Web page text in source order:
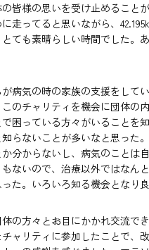
の皆様の思いを受け止めること
走ってると思いながら、
ても素晴らしい時間でした。
病気の時の家族の支援をして
このチャリティを機会に団体の
で困っている方々がいることを
らないことが多いなと思った
分からないし、病気のことは
もないので、治療以外ではなん
た。いろいろ知る機会となり良
の方々とお目にかかれ交流で
ャリティに参加したことで、